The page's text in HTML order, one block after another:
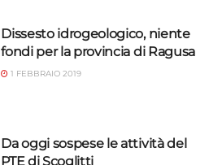
Dissesto idrogeologico, niente
fondi per la provincia di Ragusa
1 FEBBRAIO 2019
Da oggi sospese le attività del
PTE di Scoglitti